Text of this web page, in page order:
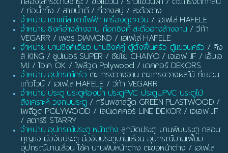
/ ท่อน้ำทิ้ง / สายน้ำดี / ที่วางสบู่ / สะดืออ่าง
จำหน่าย เตาแก๊ส เตาไฟฟ้า เครื่องดูดควัน / เฮเฟเล่ HAFELE
จำหน่าย ซิงค์อ่างล้างจาน ก๊อกซิงค์ สะดืออ่างล้างจาน / วีก้า
VEGARR / เพชร DIAMOND / เฮเฟเล่ HAFELE
จำหน่าย บานซิงค์เดี่ยว บานซิงค์คู่ ตู้ตั้งพื้นครัว ตู้แขวนครัว / คิง
ส์ KING / ซูปเปอร์ SUPER / ชัยโย CHAIYO / เจเอฟ JF / เอ็มเจ
MJ / โอเค OK / โพลีวูด Polywood / เดคคอร์ DEKORS
จำหน่าย อุปกรณ์ครัว ตะแกรงวางจาน ตะแกรงวางผลไม้ ที่แขวน
แก้วไวน์ / เฮเฟเล่ HAFELE / วีก้า VEGARR
จำหน่าย ประตู ประตูห้องน้ำ ประตูPVC ประตูUPVC ประตูไม้
สังเคราะห์ วงกบประตู / กรีนพลาสวู๊ด GREEN PLASTWOOD /
โพลีวูด POLYWOOD / ไลน์เดคคอร์ LINE DEKOR / เจเอฟ JF
/ สตาร์รี่ STARRY
จำหน่าย อุปกรณ์ประตู หน้าต่าง ลูกบิดประตู บานพับประตู กลอน
กุญแจ มือจับประตู มือจับประตูบานเลื่อน อุปกรณ์บานเฟี้ยม
อุปกรณ์บานเลื่อน โช้ค บานพับหน้าต่าง ตะขอหน้าต่าง / เฮเฟเล่